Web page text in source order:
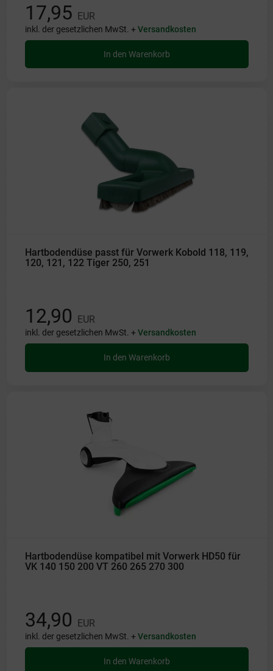
17,95 EUR
inkl. der gesetzlichen MwSt. +Versandkosten
In den Warenkorb
Hartbodendüse passt für Vorwerk Kobold 118, 119,
120, 121, 122 Tiger 250, 251
12,90 EUR
inkl. der gesetzlichen MwSt. +Versandkosten
In den Warenkorb
Hartbodendüse kompatibel mit Vorwerk HD50 für
VK 140 150 200 VT 260 265 270 300
34,90 EUR
inkl. der gesetzlichen MwSt. +Versandkosten
In den Warenkorb